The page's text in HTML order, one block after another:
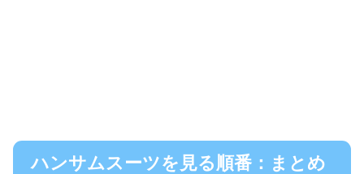
ハンサムスーツを見る順番：まとめ